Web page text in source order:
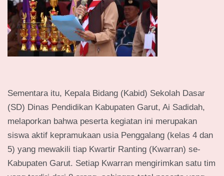
Sementara itu, Kepala Bidang (Kabid) Sekolah Dasar
(SD) Dinas Pendidikan Kabupaten Garut, Ai Sadidah,
melaporkan bahwa peserta kegiatan ini merupakan
siswa aktif kepramukaan usia Penggalang (kelas 4 dan
5) yang mewakili tiap Kwartir Ranting (Kwarran) se-
Kabupaten Garut. Setiap Kwarran mengirimkan satu tim